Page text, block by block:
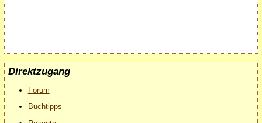
Direktzugang
Forum
Buchtipps